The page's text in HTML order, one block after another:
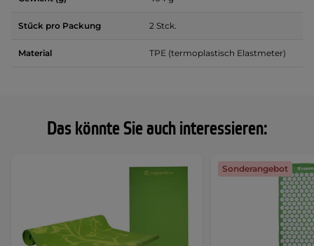
Das könnte Sie auch interessieren:
Sonderangebot
Stűck pro Packung 2 Stck.
Material TPE (termoplastisch Elastmeter)